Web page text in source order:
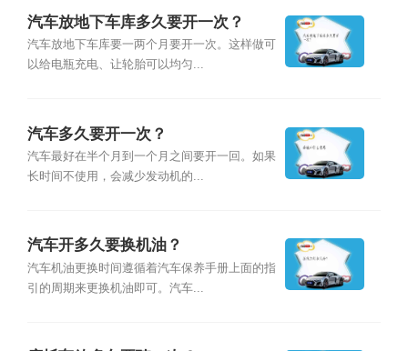
汽车放地下车库多久要开一次？
汽车放地下车库要一两个月要开一次。这样做可
以给电瓶充电、让轮胎可以均匀...
汽车多久要开一次？
汽车最好在半个月到一个月之间要开一回。如果
长时间不使用，会减少发动机的...
汽车开多久要换机油？
汽车机油更换时间遵循着汽车保养手册上面的指
引的周期来更换机油即可。汽车...